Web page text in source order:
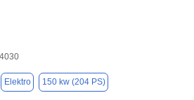
Elektro 150 kw (204 PS)